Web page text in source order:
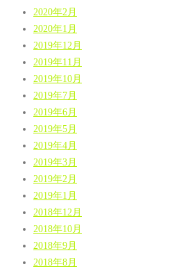
2020年2月
2020年1月
2019年12月
2019年11月
2019年10月
2019年7月
2019年6月
2019年5月
2019年4月
2019年3月
2019年2月
2019年1月
2018年12月
2018年10月
2018年9月
2018年8月